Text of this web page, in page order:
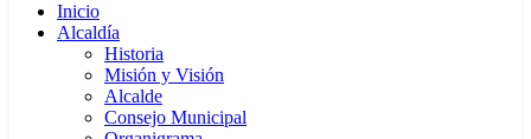
Inicio
Alcaldía
Historia
Misión y Visión
Alcalde
Consejo Municipal